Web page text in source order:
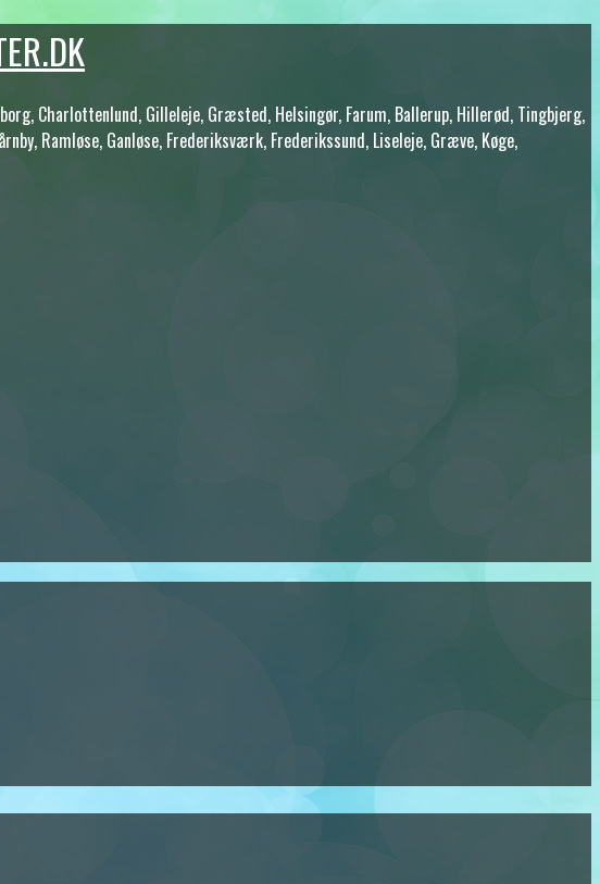
Charlottenlund, Gilleleje, Græsted, Helsingør, Farum, Ballerup, Hillerød, Tingbjerg,
Ramløse, Ganløse, Frederiksværk, Frederikssund, Liseleje, Græve, Køge,